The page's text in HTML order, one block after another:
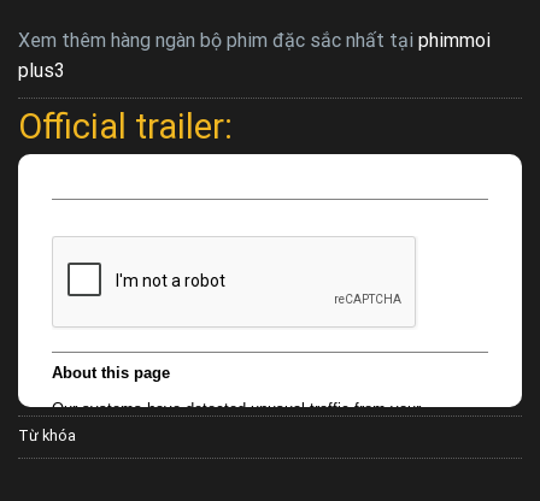
Xem thêm hàng ngàn bộ phim đặc sắc nhất tại phimmoi
plus3
Official trailer:
Từ khóa